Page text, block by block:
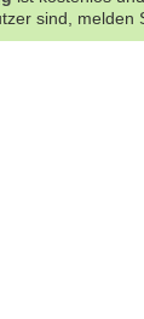
sind, melden